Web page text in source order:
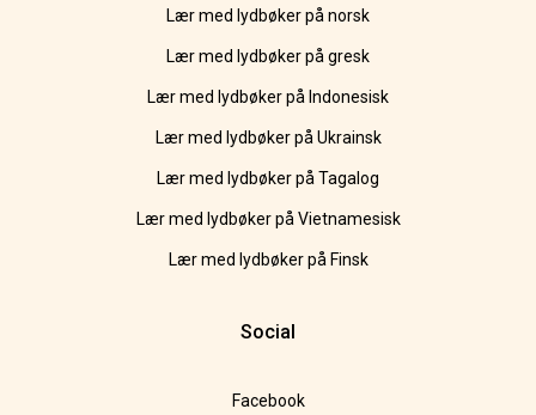
Lær med lydbøker på norsk
Lær med lydbøker på gresk
Lær med lydbøker på Indonesisk
Lær med lydbøker på Ukrainsk
Lær med lydbøker på Tagalog
Lær med lydbøker på Vietnamesisk
Lær med lydbøker på Finsk
Social
Facebook